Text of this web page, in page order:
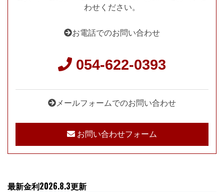
わせください。
お電話でのお問い合わせ
054-622-0393
メールフォームでのお問い合わせ
お問い合わせフォーム
最新金利2026.8.3更新